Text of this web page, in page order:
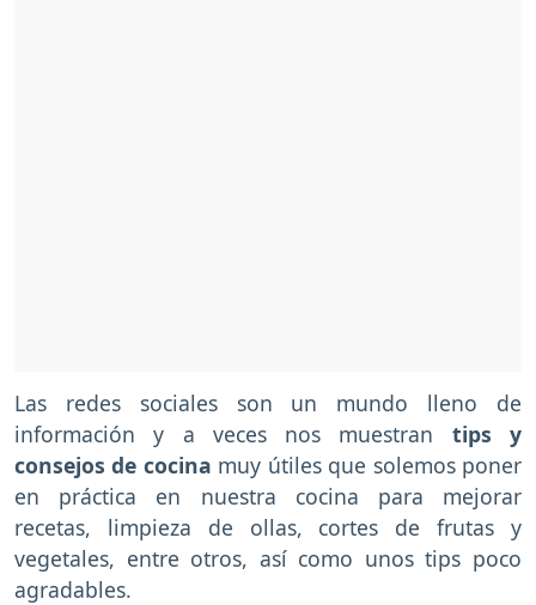
Las redes sociales son un mundo lleno de
información y a veces nos muestran tips y
consejos de cocina muy útiles que solemos poner
en práctica en nuestra cocina para mejorar
recetas, limpieza de ollas, cortes de frutas y
vegetales, entre otros, así como unos tips poco
agradables.